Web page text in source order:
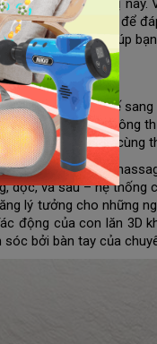
lớn cho thiết bị
năng cần thiết để
nhất năm 2025, giúp
đại và thiết kế
bị massage thông
năng tiên tiến cùng
hệ thống con lăn
dọc, và sâu – hệ thống
lý tưởng cho những
động của con lăn 3D
bởi bàn tay của